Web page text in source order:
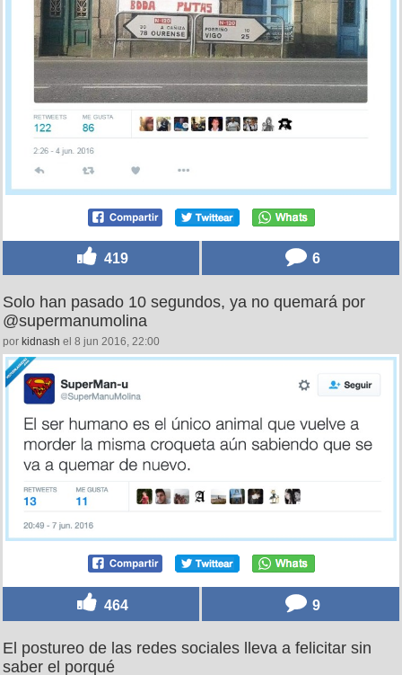
419 6
Solo han pasado 10 segundos, ya no quemará por
@supermanumolina
por kidnash el 8 jun 2016, 22:00
464 9
El postureo de las redes sociales lleva a felicitar sin
saber el porqué